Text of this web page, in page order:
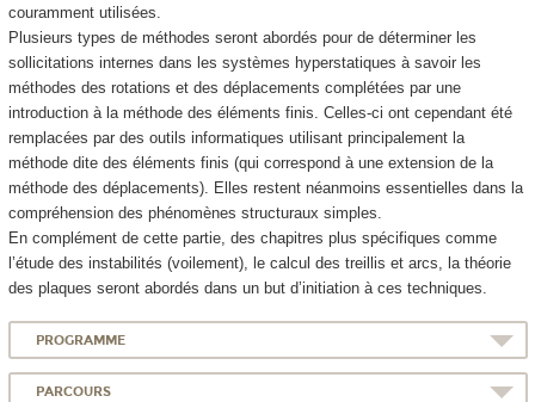
couramment utilisées.
Plusieurs types de méthodes seront abordés pour de déterminer les
sollicitations internes dans les systèmes hyperstatiques à savoir les
méthodes des rotations et des déplacements complétées par une
introduction à la méthode des éléments finis. Celles-ci ont cependant été
remplacées par des outils informatiques utilisant principalement la
méthode dite des éléments finis (qui correspond à une extension de la
méthode des déplacements). Elles restent néanmoins essentielles dans la
compréhension des phénomènes structuraux simples.
En complément de cette partie, des chapitres plus spécifiques comme
l’étude des instabilités (voilement), le calcul des treillis et arcs, la théorie
des plaques seront abordés dans un but d’initiation à ces techniques.
PROGRAMME
PARCOURS